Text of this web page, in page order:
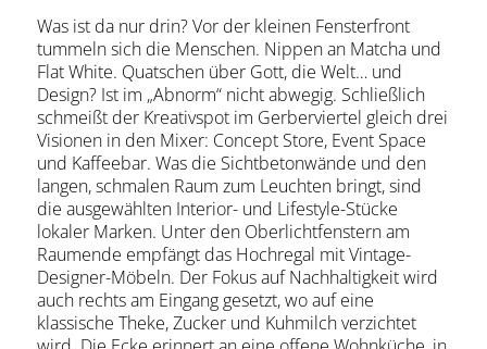
Was ist da nur drin? Vor der kleinen Fensterfront
tummeln sich die Menschen. Nippen an Matcha und
Flat White. Quatschen über Gott, die Welt… und
Design? Ist im „Abnorm“ nicht abwegig. Schließlich
schmeißt der Kreativspot im Gerberviertel gleich drei
Visionen in den Mixer: Concept Store, Event Space
und Kaffeebar. Was die Sichtbetonwände und den
langen, schmalen Raum zum Leuchten bringt, sind
die ausgewählten Interior- und Lifestyle-Stücke
lokaler Marken. Unter den Oberlichtfenstern am
Raumende empfängt das Hochregal mit Vintage-
Designer-Möbeln. Der Fokus auf Nachhaltigkeit wird
auch rechts am Eingang gesetzt, wo auf eine
klassische Theke, Zucker und Kuhmilch verzichtet